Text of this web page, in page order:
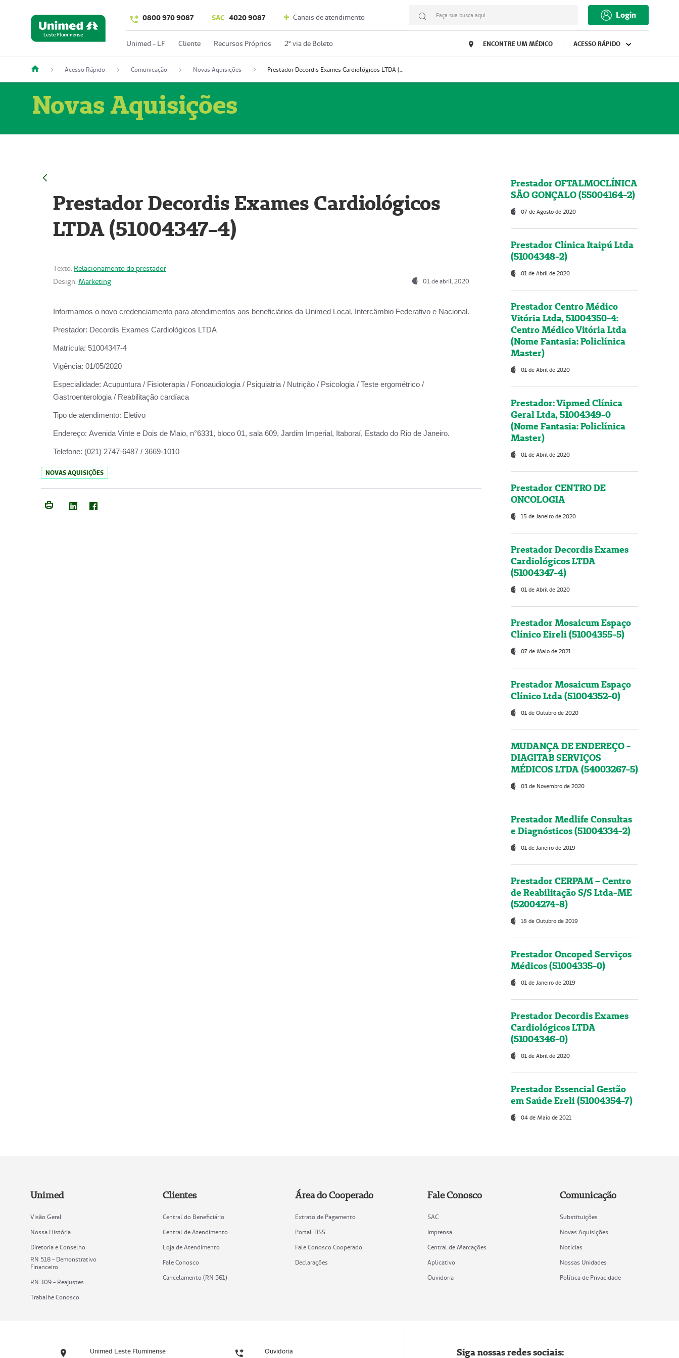
0800 970 9087 SAC 4020 9087 Canais de atendimento Faça sua busca aqui Login
Unimed - LF Cliente Recursos Próprios 2º via de Boleto ENCONTRE UM MÉDICO ACESSO RÁPIDO
Acesso Rápido Comunicação Novas Aquisições Prestador Decordis Exames Cardiológicos LTDA (51004347-4)
Novas Aquisições
Prestador Decordis Exames Cardiológicos
LTDA (51004347-4)
Texto: Relacionamento do prestador
Design: Marketing 01 de abril, 2020
Informamos o novo credenciamento para atendimentos aos beneficiários da Unimed Local, Intercâmbio Federativo e Nacional.
Prestador: Decordis Exames Cardiológicos LTDA
Matrícula: 51004347-4
Vigência: 01/05/2020
Especialidade: Acupuntura / Fisioterapia / Fonoaudiologia / Psiquiatria / Nutrição / Psicologia / Teste ergométrico /
Gastroenterologia / Reabilitação cardíaca
Tipo de atendimento: Eletivo
Endereço: Avenida Vinte e Dois de Maio, n°6331, bloco 01, sala 609, Jardim Imperial, Itaboraí, Estado do Rio de Janeiro.
Telefone: (021) 2747-6487 / 3669-1010
NOVAS AQUISIÇÕES
Prestador OFTALMOCLÍNICA
SÃO GONÇALO (55004164-2)
07 de Agosto de 2020
Prestador Clínica Itaipú Ltda
(51004348-2)
01 de Abril de 2020
Prestador Centro Médico
Vitória Ltda, 51004350-4:
Centro Médico Vitória Ltda
(Nome Fantasia: Policlínica
Master)
01 de Abril de 2020
Prestador: Vipmed Clínica
Geral Ltda, 51004349-0
(Nome Fantasia: Policlínica
Master)
01 de Abril de 2020
Prestador CENTRO DE
ONCOLOGIA
15 de Janeiro de 2020
Prestador Decordis Exames
Cardiológicos LTDA
(51004347-4)
01 de Abril de 2020
Prestador Mosaicum Espaço
Clínico Eireli (51004355-5)
07 de Maio de 2021
Prestador Mosaicum Espaço
Clínico Ltda (51004352-0)
01 de Outubro de 2020
MUDANÇA DE ENDEREÇO -
DIAGITAB SERVIÇOS
MÉDICOS LTDA (54003267-5)
03 de Novembro de 2020
Prestador Medlife Consultas
e Diagnósticos (51004334-2)
01 de Janeiro de 2019
Prestador CERPAM – Centro
de Reabilitação S/S Ltda-ME
(52004274-8)
18 de Outubro de 2019
Prestador Oncoped Serviços
Médicos (51004335-0)
01 de Janeiro de 2019
Prestador Decordis Exames
Cardiológicos LTDA
(51004346-0)
01 de Abril de 2020
Prestador Essencial Gestão
em Saúde Ereli (51004354-7)
04 de Maio de 2021
Unimed
Visão Geral
Nossa História
Diretoria e Conselho
RN 518 - Demonstrativo
Financeiro
RN 309 - Reajustes
Trabalhe Conosco
Clientes
Central do Beneficiário
Central de Atendimento
Loja de Atendimento
Fale Conosco
Cancelamento (RN 561)
Área do Cooperado
Extrato de Pagamento
Portal TISS
Fale Conosco Cooperado
Declarações
Fale Conosco
SAC
Imprensa
Central de Marcações
Aplicativo
Ouvidoria
Comunicação
Substituições
Novas Aquisições
Notícias
Nossas Unidades
Política de Privacidade
Unimed Leste Fluminense Ouvidoria Siga nossas redes sociais: